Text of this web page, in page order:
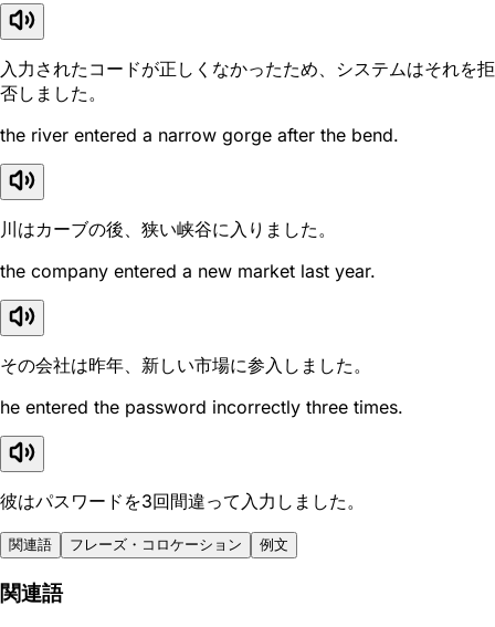
入力されたコードが正しくなかったため、システムはそれを拒
否しました。
the river entered a narrow gorge after the bend.
川はカーブの後、狭い峡谷に入りました。
the company entered a new market last year.
その会社は昨年、新しい市場に参入しました。
he entered the password incorrectly three times.
彼はパスワードを3回間違って入力しました。
関連語 フレーズ・コロケーション 例文
関連語